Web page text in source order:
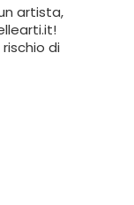
artista,
di